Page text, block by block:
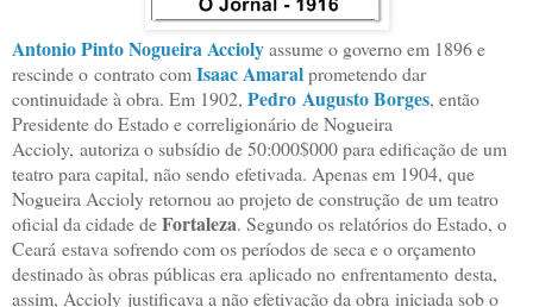
Antonio Pinto Nogueira Acciolyassume o governo em 1896 e
rescinde o contrato comIsaac Amaralprometendo dar
continuidade à obra. Em 1902, Pedro Augusto Borges, então
Presidente do Estado e correligionário de Nogueira
Accioly, autoriza o subsídio de 50:000$000 para edificação de um
teatro para capital, não sendo efetivada. Apenas em 1904, que
Nogueira Accioly retornou ao projeto de construção de um teatro
oficial da cidade deFortaleza. Segundo os relatórios do Estado, o
Ceará estava sofrendo com os períodos de seca e o orçamento
destinado às obras públicas era aplicado no enfrentamento desta,
assim, Accioly justificava a não efetivação da obra iniciada sob o